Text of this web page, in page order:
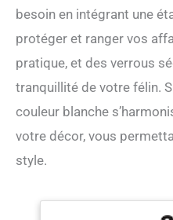
besoin en intégrant une
protéger et ranger vos
pratique, et des verrous
tranquillité de votre félin.
couleur blanche
votre décor, vous
style.